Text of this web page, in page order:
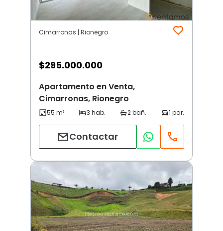
Cimarronas | Rionegro
$295.000.000
Apartamento en Venta,
Cimarronas, Rionegro
Contactar